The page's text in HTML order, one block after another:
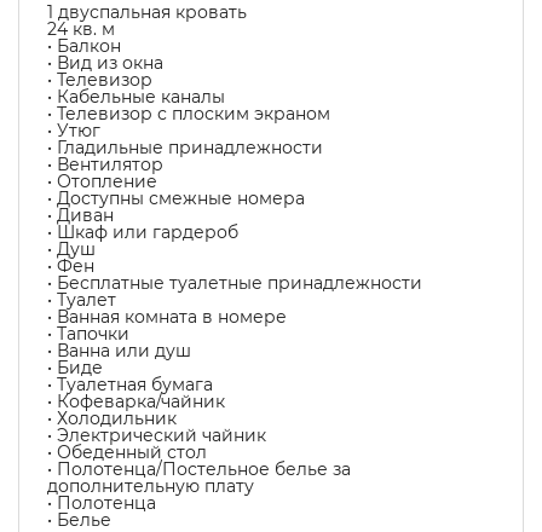
1 двуспальная кровать
24 кв. м
• Балкон
• Вид из окна
• Телевизор
• Кабельные каналы
• Телевизор с плоским экраном
• Утюг
• Гладильные принадлежности
• Вентилятор
• Отопление
• Доступны смежные номера
• Диван
• Шкаф или гардероб
• Душ
• Фен
• Бесплатные туалетные принадлежности
• Туалет
• Ванная комната в номере
• Тапочки
• Ванна или душ
• Биде
• Туалетная бумага
• Кофеварка/чайник
• Холодильник
• Электрический чайник
• Обеденный стол
• Полотенца/Постельное белье за
дополнительную плату
• Полотенца
• Белье